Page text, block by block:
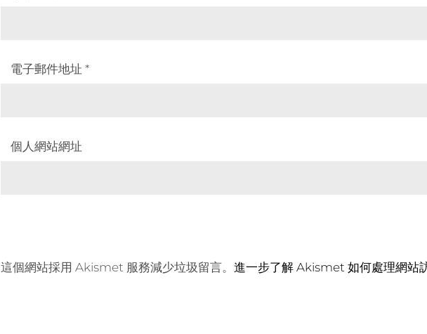
電子郵件地址 *
個人網站網址
這個網站採用 Akismet 服務減少垃圾留言。 進一步了解 Akismet 如何處理網站